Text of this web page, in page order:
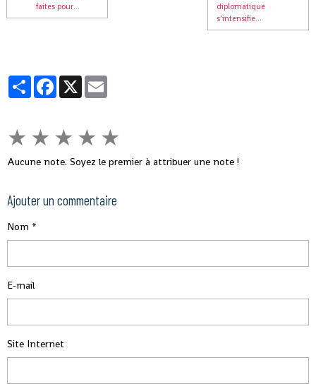
faites pour...
diplomatique
s’intensifie...
PartagerFacebook
X
★ ★ ★ ★ ★
Aucune note. Soyez le premier à attribuer une note !
Ajouter un commentaire
Nom
E-mail
Site Internet